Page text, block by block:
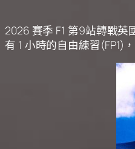
2026 賽季 F1 第9站轉戰
有 1 小時的自由練習(FP1)